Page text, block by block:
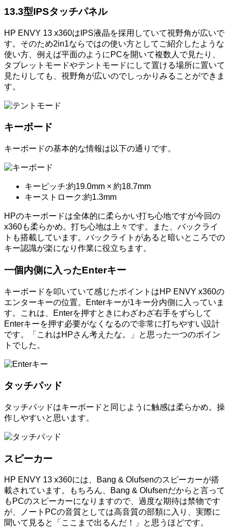
13.3型IPSタッチパネル
HP ENVY 13 x360はIPS液晶を採用していて視野角が広いで
す。そのため2in1ならではの使い方としてご紹介したような
使い方、例えば平面のようにPCを開いて複数人で見たり、
タブレットモードやテントモードにして置ける場所に置いて
見たりしても、視野角が広いのでしっかりみることができま
す。
キーボード
キーボードの基本的な情報は以下の通りです。
キーピッチ:約19.0mm × 約18.7mm
キーストローク:約1.3mm
HPのキーボードは全体的に柔らかい打ち心地ですが今回の
x360も柔らかめ。打ち心地は上々です。また、バックライ
トも搭載しています。バックライトがあると暗いところでの
キー認識が楽になり作業に役立ちます。
一個内側に入ったEnterキー
キーボードを叩いていて感じたポイントはHP ENVY x360の
エンターキーの位置。Enterキーが1キー分内側に入っていま
す。これは、Enterを押すときにわざわざ右手をずらして
Enterキーを押す必要がなくなるので非常に打ちやすい設計
です。「これはHPさん考えたな。」と思った一つのポイン
トでした。
タッチパッド
タッチパッドはキーボードと同じように触感は柔らかめ。操
作しやすいと思います。
スピーカー
HP ENVY 13 x360には、Bang & Olufsenのスピーカーが搭
載されています。もちろん、Bang & Olufsenだからと言って
もPCのスピーカーになりますので、過度な期待は禁物です
が、ノートPCの音質としては高音質の部類に入り、実際に
聞いて見ると「ここまで出るんだ！」と思うほどです。